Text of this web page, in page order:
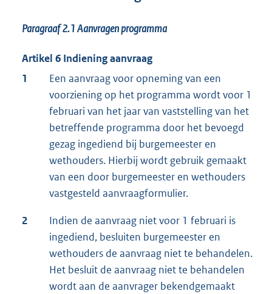
Paragraaf 2.1Aanvragen programma
Artikel 6 Indiening aanvraag
1
Een aanvraag voor opneming van een
voorziening op het programma wordt voor 1
februari van het jaar van vaststelling van het
betreffende programma door het bevoegd
gezag ingediend bij burgemeester en
wethouders. Hierbij wordt gebruik gemaakt
van een door burgemeester en wethouders
vastgesteld aanvraagformulier.
2
Indien de aanvraag niet voor 1 februari is
ingediend, besluiten burgemeester en
wethouders de aanvraag niet te behandelen.
Het besluit de aanvraag niet te behandelen
wordt aan de aanvrager bekendgemaakt